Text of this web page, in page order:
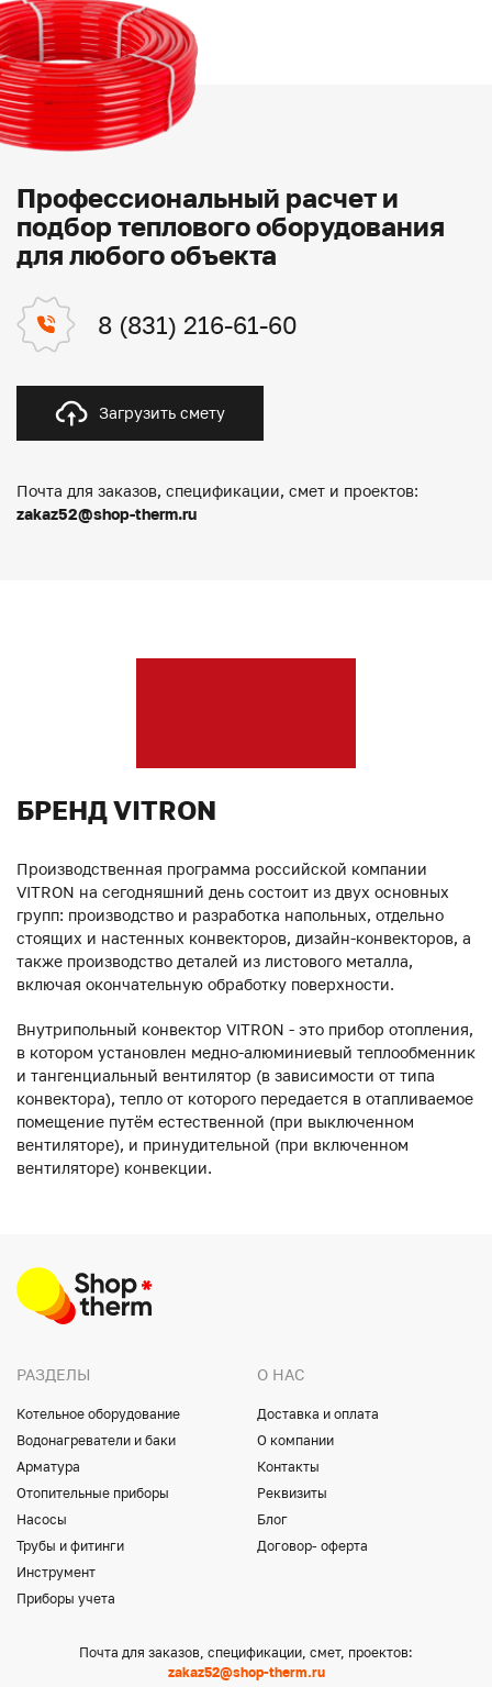
Профессиональный расчет и
подбор теплового оборудования
для любого объекта
8 (831) 216-61-60
Загрузить смету
Почта для заказов, спецификации, смет и проектов:
zakaz52@shop-therm.ru
БРЕНД VITRON
Производственная программа российской компании
VITRON на сегодняшний день состоит из двух основных
групп: производство и разработка напольных, отдельно
стоящих и настенных конвекторов, дизайн-конвекторов, а
также производство деталей из листового металла,
включая окончательную обработку поверхности.
Внутрипольный конвектор VITRON - это прибор отопления,
в котором установлен медно-алюминиевый теплообменник
и тангенциальный вентилятор (в зависимости от типа
конвектора), тепло от которого передается в отапливаемое
помещение путём естественной (при выключенном
вентиляторе), и принудительной (при включенном
вентиляторе) конвекции.
РАЗДЕЛЫ
Котельное оборудование
Водонагреватели и баки
Арматура
Отопительные приборы
Насосы
Трубы и фитинги
Инструмент
Приборы учета
О НАС
Доставка и оплата
О компании
Контакты
Реквизиты
Блог
Договор- оферта
Почта для заказов, спецификации, смет, проектов:
zakaz52@shop-therm.ru